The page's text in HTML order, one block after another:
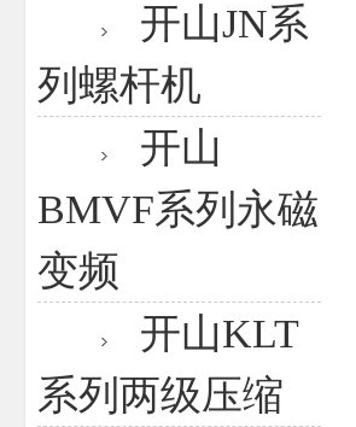
开山JN系
列螺杆机
开山
BMVF系列永磁
变频
开山KLT
系列两级压缩